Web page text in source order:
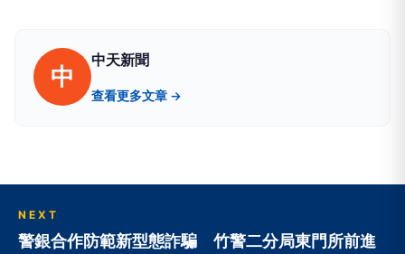
中
中天新聞
查看更多文章 →
NEXT
警銀合作防範新型態詐騙 竹警二分局東門所前進